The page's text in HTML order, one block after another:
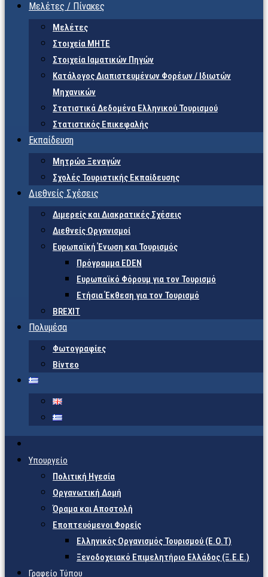
Μελέτες / Πίνακες
Μελέτες
Στοιχεία ΜΗΤΕ
Στοιχεία Ιαματικών Πηγών
Κατάλογος Διαπιστευμένων Φορέων / Ιδιωτών
Μηχανικών
Στατιστικά Δεδομένα Ελληνικού Τουρισμού
Στατιστικός Επικεφαλής
Εκπαίδευση
Μητρώο Ξεναγών
Σχολές Τουριστικής Εκπαίδευσης
Διεθνείς Σχέσεις
Διμερείς και Διακρατικές Σχέσεις
Διεθνείς Οργανισμοί
Ευρωπαϊκή Ένωση και Τουρισμός
Πρόγραμμα EDEN
Ευρωπαϊκό Φόρουμ για τον Τουρισμό
Ετήσια Έκθεση για τον Τουρισμό
BREXIT
Πολυμέσα
Φωτογραφίες
Βίντεο
Υπουργείο
Πολιτική Ηγεσία
Οργανωτική Δομή
Όραμα και Αποστολή
Εποπτευόμενοι Φορείς
Eλληνικός Οργανισμός Τουρισμού (Ε.Ο.Τ)
Ξενοδοχειακό Επιμελητήριο Ελλάδος (Ξ.Ε.Ε.)
Γραφείο Τύπου